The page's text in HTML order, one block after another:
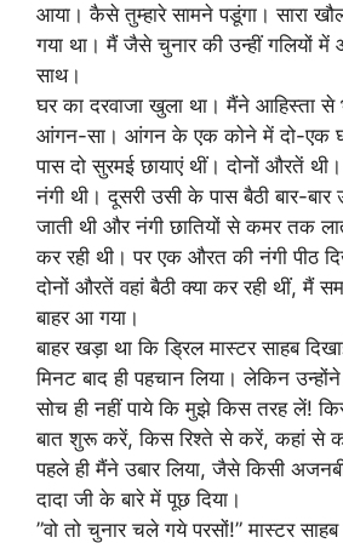
आया। कैसे तुम्हारे सामने पडूंगा। सारा
गया था। मैं जैसे चुनार की उन्हीं गलियों
साथ।
घर का दरवाजा खुला था। मैंने आहिस्ता
आंगन-सा। आंगन के एक कोने में दो-एक
पास दो सुरमई छायाएं थीं। दोनों औरतें
नंगी थी। दूसरी उसी के पास बैठी बार-
जाती थी और नंगी छातियों से कमर तक
कर रही थी। पर एक औरत की नंगी पीठ
दोनों औरतें वहां बैठी क्या कर रही थीं, मैं
बाहर आ गया।
बाहर खड़ा था कि ड्रिल मास्टर साहब
मिनट बाद ही पहचान लिया। लेकिन
सोच ही नहीं पाये कि मुझे किस तरह लें!
बात शुरू करें, किस रिश्ते से करें, कहां
पहले ही मैंने उबार लिया, जैसे किसी
दादा जी के बारे में पूछ दिया।
”वो तो चुनार चले गये परसों!” मास्टर